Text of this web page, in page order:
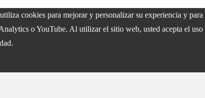
cookies para mejorar y personalizar su experiencia y
o YouTube. Al utilizar el sitio web, usted acepta el